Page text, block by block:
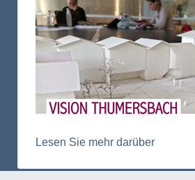
Lesen Sie mehr darüber